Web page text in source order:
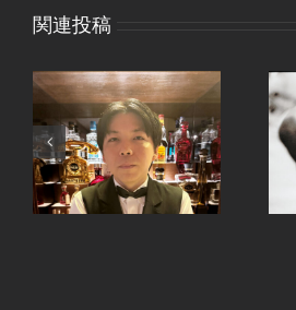
関連投稿
継続は力なり。